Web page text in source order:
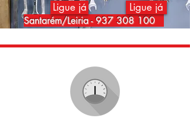
Santarém/Leiria -937 308 100
Ligue já Ligue já